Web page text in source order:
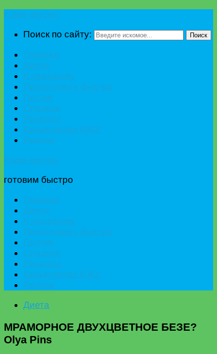
Поиск по сайту:
Поиск
готовим быстро
Диета
МРАМОРНОЕ ДВУХЦВЕТНОЕ БЕЗЕ?
Olya Pins